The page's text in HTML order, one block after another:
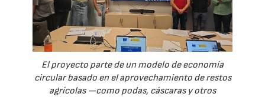
El proyecto parte de un modelo de economía
circular basado en el aprovechamiento de restos
agrícolas —como podas, cáscaras y otros